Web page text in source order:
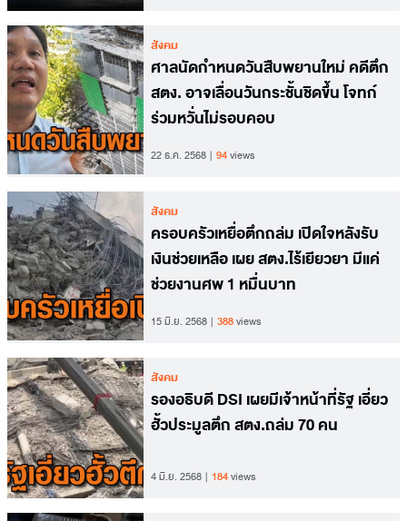
สังคม
ศาลนัดกำหนดวันสืบพยานใหม่ คดีตึก
สตง. อาจเลื่อนวันกระชั้นชิดขึ้น โจทก์
ร่วมหวั่นไม่รอบคอบ
22 ธ.ค. 2568 94views
สังคม
ครอบครัวเหยื่อตึกถล่ม เปิดใจหลังรับ
เงินช่วยเหลือ เผย สตง.ไร้เยียวยา มีแค่
ช่วยงานศพ 1 หมื่นบาท
15 มิ.ย. 2568 388views
สังคม
รองอธิบดี DSI เผยมีเจ้าหน้าที่รัฐ เอี่ยว
ฮั้วประมูลตึก สตง.ถล่ม 70 คน
4 มิ.ย. 2568 184views